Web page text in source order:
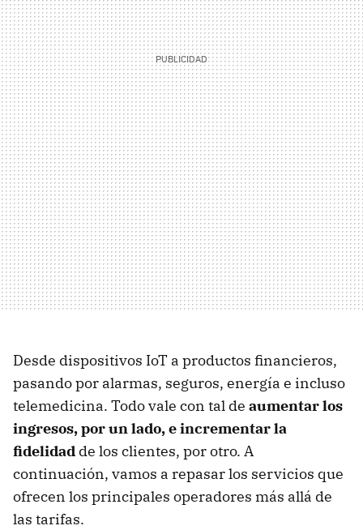
Desde dispositivos IoT a productos financieros,
pasando por alarmas, seguros, energía e incluso
telemedicina. Todo vale con tal de aumentar los
ingresos, por un lado, e incrementar la
fidelidad de los clientes, por otro. A
continuación, vamos a repasar los servicios que
ofrecen los principales operadores más allá de
las tarifas.